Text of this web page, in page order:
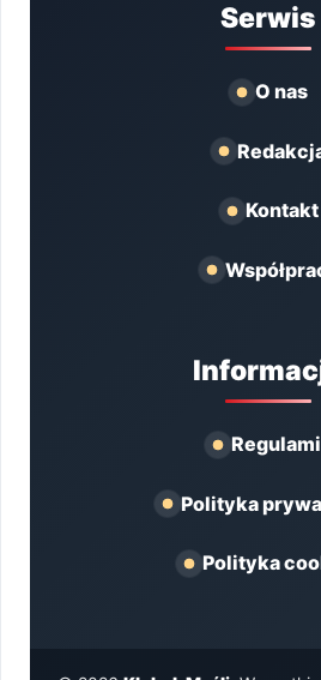
Serwis
O nas
Kontakt
Polityka
Polityka